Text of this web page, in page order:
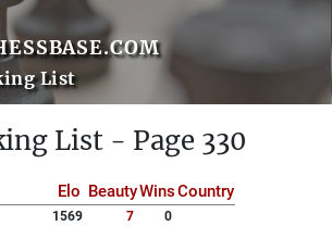
List
List - Page 330
Elo BeautyWinsCountry
1569 7
0